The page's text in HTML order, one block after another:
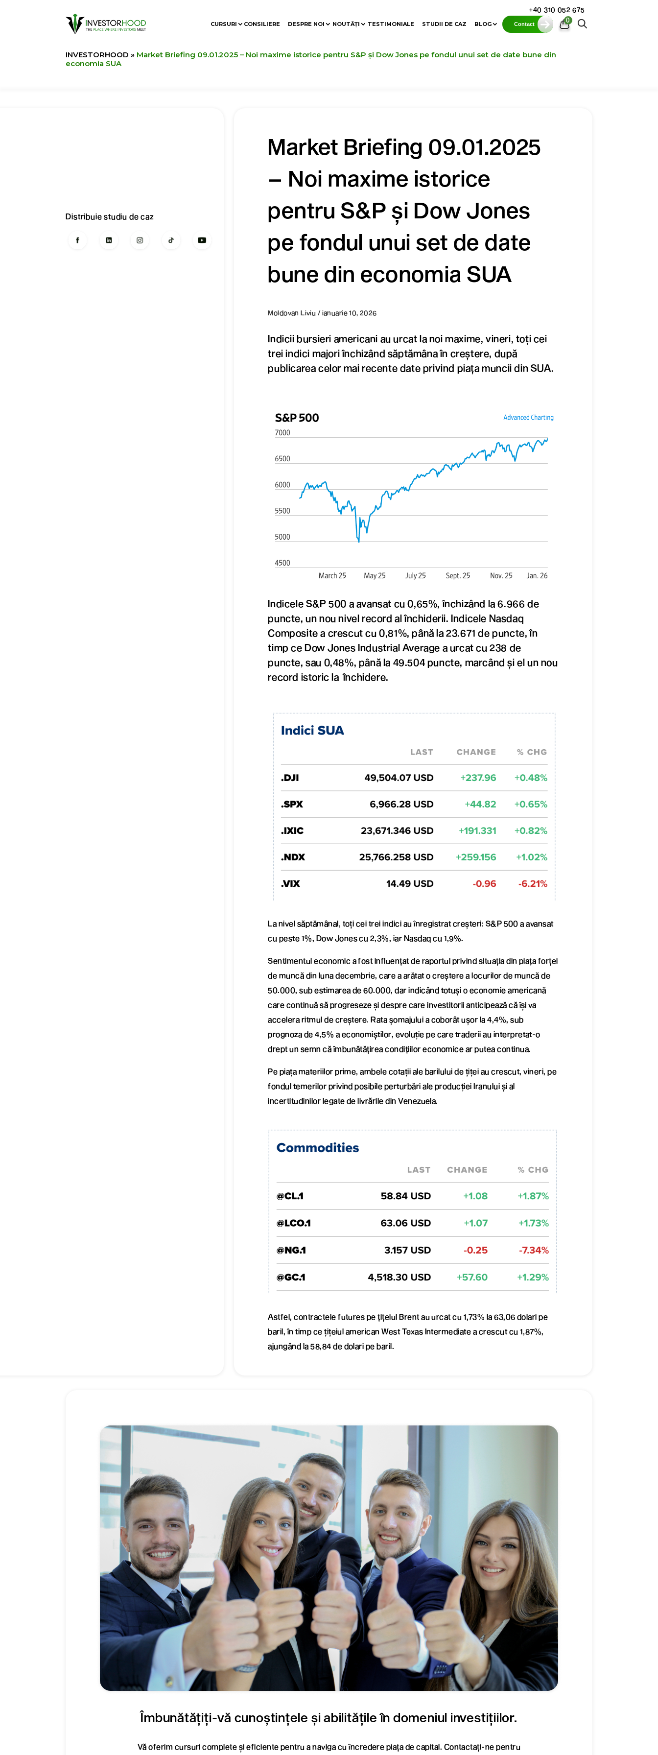
+40 310 052 675
CURSURI CONSILIERE DESPRE NOI NOUTĂȚI TESTIMONIALE STUDII DE CAZ BLOG Contact
0
INVESTORHOOD » Market Briefing 09.01.2025 – Noi maxime istorice pentru S&P și Dow Jones pe fondul unui set de date bune din
economia SUA
Distribuie studiu de caz
Market Briefing 09.01.2025
– Noi maxime istorice
pentru S&P și Dow Jones
pe fondul unui set de date
bune din economia SUA
Moldovan Liviu / ianuarie 10, 2026
Indicii bursieri americani au urcat la noi maxime, vineri, toți cei
trei indici majori închizând săptămâna în creștere, după
publicarea celor mai recente date privind piața muncii din SUA.
Indicele S&P 500 a avansat cu 0,65%, închizând la 6.966 de
puncte, un nou nivel record al închiderii. Indicele Nasdaq
Composite a crescut cu 0,81%, până la 23.671 de puncte, în
timp ce Dow Jones Industrial Average a urcat cu 238 de
puncte, sau 0,48%, până la 49.504 puncte, marcând și el un nou
record istoric la închidere.
La nivel săptămânal, toți cei trei indici au înregistrat creșteri: S&P 500 a avansat
cu peste 1%, Dow Jones cu 2,3%, iar Nasdaq cu 1,9%.
Sentimentul economic a fost influențat de raportul privind situația din piața forței
de muncă din luna decembrie, care a arătat o creștere a locurilor de muncă de
50.000, sub estimarea de 60.000, dar indicând totuși o economie americană
care continuă să progreseze și despre care investitorii anticipează că își va
accelera ritmul de creștere. Rata șomajului a coborât ușor la 4,4%, sub
prognoza de 4,5% a economiștilor, evoluție pe care traderii au interpretat-o
drept un semn că îmbunătățirea condițiilor economice ar putea continua.
Pe piața materiilor prime, ambele cotații ale barilului de țiței au crescut, vineri, pe
fondul temerilor privind posibile perturbări ale producției Iranului și al
incertitudinilor legate de livrările din Venezuela.
Astfel, contractele futures pe țițeiul Brent au urcat cu 1,73% la 63,06 dolari pe
baril, în timp ce țițeiul american West Texas Intermediate a crescut cu 1,87%,
ajungând la 58,84 de dolari pe baril.
Îmbunătățiți-vă cunoștințele și abilitățile în domeniul investițiilor.
Vă oferim cursuri complete și eficiente pentru a naviga cu încredere piața de capital. Contactați-ne pentru